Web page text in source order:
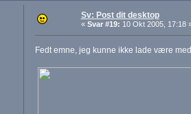
Sv: Post dit desktop
« Svar #19: 10 Okt 2005, 17:18
Fedt emne, jeg kunne ikke lade være